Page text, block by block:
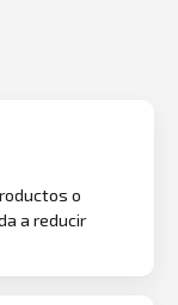
o
a reducir